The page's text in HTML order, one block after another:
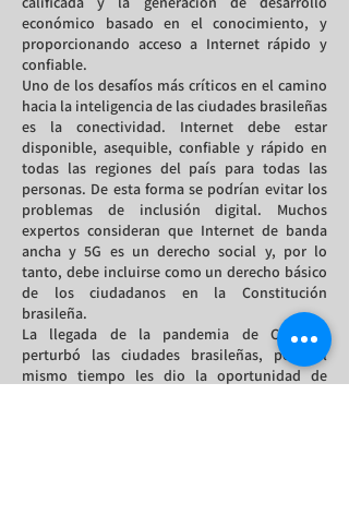
económico basado en el conocimiento, y
proporcionando acceso a Internet rápido y
confiable.
Uno de los desafíos más críticos en el camino
hacia la inteligencia de las ciudades brasileñas
es la conectividad. Internet debe estar
disponible, asequible, confiable y rápido en
todas las regiones del país para todas las
personas. De esta forma se podrían evitar los
problemas de inclusión digital. Muchos
expertos consideran que Internet de banda
ancha y 5G es un derecho social y, por lo
tanto, debe incluirse como un derecho básico
de los ciudadanos en la Constitución
brasileña.
La llegada de la pandemia de Covid-19
perturbó las ciudades brasileñas, pero al
mismo tiempo les dio la oportunidad de